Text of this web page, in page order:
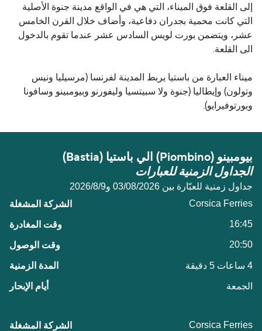
إلى القلعة فوق الميناء، التي هي في الواقع مدينة جنوة الأصلية
التي كانت محمية بجدران دفاعية، وأضاف خلال القرن الخامس
عشر، ويتضمن بورت لويس السادس عشر عندما تقوم بالدخول
الى القلعة.
ميناء العبارة من باستيا يربط المدينة لفرنسا (مرسيليا ونيس
وتولون) وإيطاليا (جنوة ولا سبيتسيا وليفورنو وبيومبينو وسافونا
وبورتوفيرايو).
بيومبينو (Piombino) الي باستيا (Bastia)
الجداول الزمنية للعبارات
جداول زمنية للعبّارة بين 03/08/2026 و9‏/8‏/2026
Corsica Ferries
16:45
20:50
4 ساعات 5 دقيقة
الجمعة
Corsica Ferries